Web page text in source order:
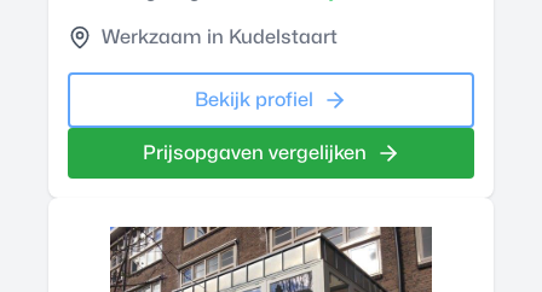
Werkzaam in Kudelstaart
Bekijk profiel
Prijsopgaven vergelijken